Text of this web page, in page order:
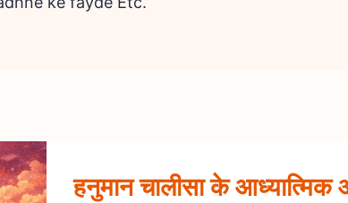
हनुमान चालीसा के आध्यात्मिक